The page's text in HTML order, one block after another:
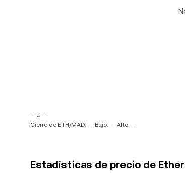
-- ~ --
Cierre de ETH/MAD: -- Bajo: -- Alto: --
Estadísticas de precio de